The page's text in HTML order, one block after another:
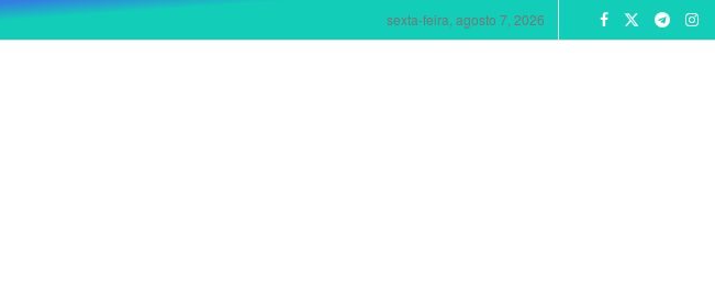
sexta-feira, agosto 7, 2026